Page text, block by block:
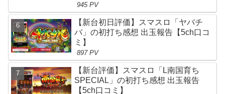
945 PV
【新台初日評価】スマスロ「ヤバチ
バ」の初打ち感想 出玉報告【5ch口コ
ミ】
897 PV
【新台評価】スマスロ「L南国育ち
SPECIAL」の初打ち感想 出玉報告
【5ch口コミ】